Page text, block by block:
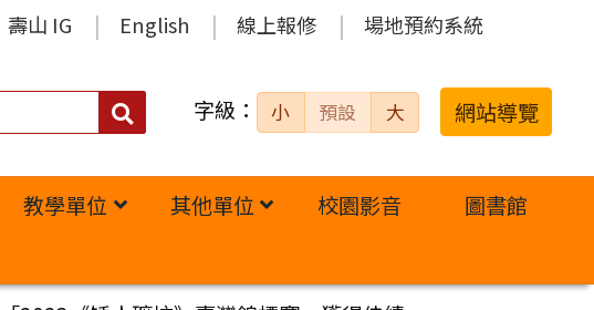
壽山 IG English 線上報修 場地預約系統
搜
字級： 小 預設 大 網站導覽
教學單位 其他單位 校園影音
圖書館